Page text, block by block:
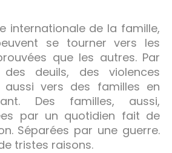
internationale de la famille,
se tourner vers les
que les autres. Par
deuils, des violences
aussi vers des familles en
Des familles, aussi,
par un quotidien fait de
Séparées par une guerre.
tristes raisons.